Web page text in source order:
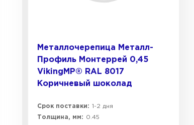
Металлочерепица Металл-
Профиль Монтеррей 0,45
VikingMP® RAL 8017
Коричневый шоколад
Срок поставки: 1-2 дня
Толщина, мм:
0.45